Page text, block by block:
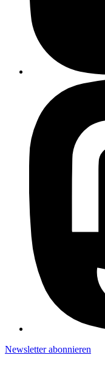
Newsletter abonnieren